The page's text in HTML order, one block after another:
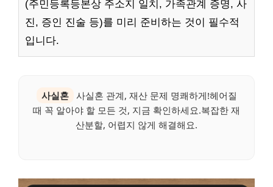
(주민등록등본상 주소지 일치, 가족관계 증명, 사
진, 증인 진술 등)를 미리 준비하는 것이 필수적
입니다.
사실혼
사실혼 관계, 재산 문제 명쾌하게!헤어질
때 꼭 알아야 할 모든 것, 지금 확인하세요.복잡한 재
산분할, 어렵지 않게 해결해요.